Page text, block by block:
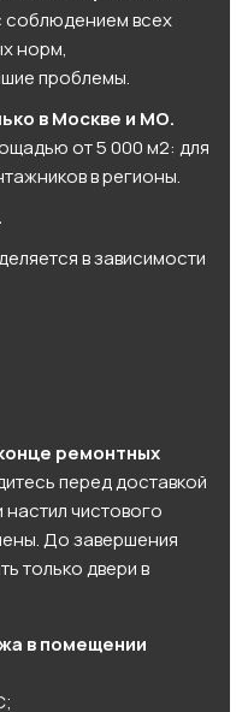
соблюдением всех
норм,
проблемы.
в Москве и МО.
от 5 000 м2: для
в регионы.
в зависимости
ремонтных
перед доставкой
чистового
До завершения
только двери в
в помещении